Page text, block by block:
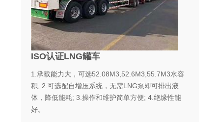
ISO认证LNG罐车
1.承载能力大，可选52.08M3,52.6M3,55.7M3水容
积; 2.可选配自增压系统，无需LNG泵即可排出液
体，降低能耗; 3.操作和维护简单方便; 4.绝缘性能
好。